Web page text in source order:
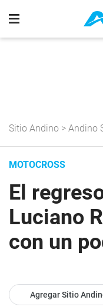
Sitio Andino > Andino
MOTOCROSS
El
Luciano
con un
Agregar Sitio